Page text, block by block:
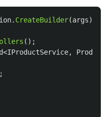
. CreateBuilder(args);
();
<IProductService,